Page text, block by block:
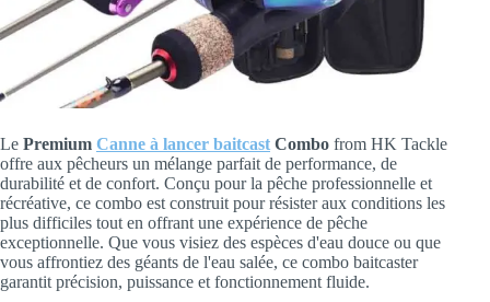
Le Premium Canne à lancer baitcast Combo from HK Tackle
offre aux pêcheurs un mélange parfait de performance, de
durabilité et de confort. Conçu pour la pêche professionnelle et
récréative, ce combo est construit pour résister aux conditions les
plus difficiles tout en offrant une expérience de pêche
exceptionnelle. Que vous visiez des espèces d'eau douce ou que
vous affrontiez des géants de l'eau salée, ce combo baitcaster
garantit précision, puissance et fonctionnement fluide.